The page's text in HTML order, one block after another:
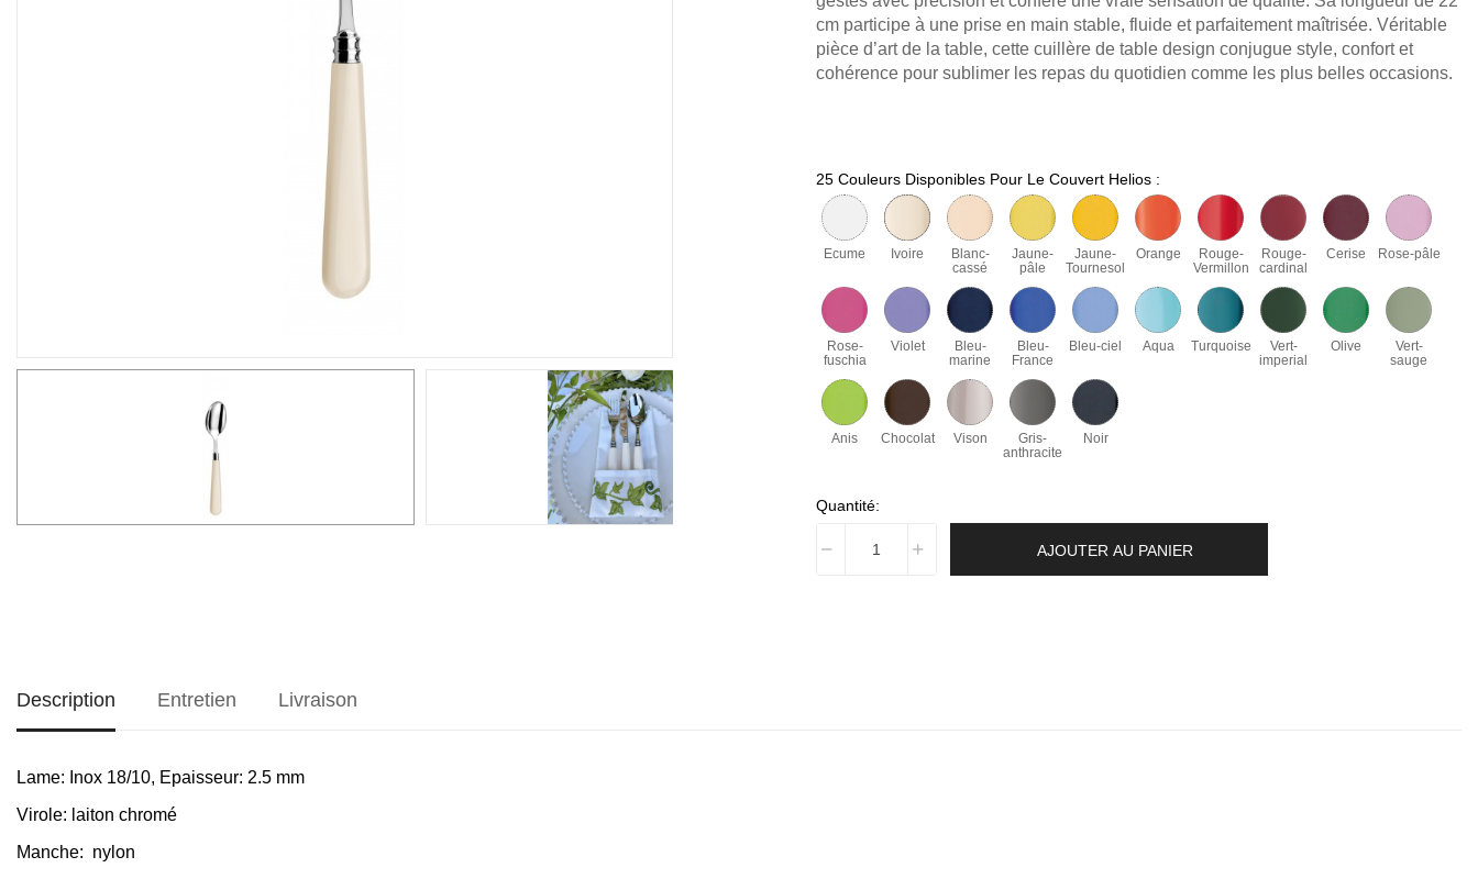
cm participe à une prise en main stable, fluide et parfaitement maîtrisée. Véritable
pièce d’art de la table, cette cuillère de table design conjugue style, confort et
cohérence pour sublimer les repas du quotidien comme les plus belles occasions.
25 Couleurs Disponibles Pour Le Couvert Helios :
Ecume Ivoire
Blanc-
cassé
Jaune-
pâle
Jaune-
Tournesol
Orange
Rouge-
Vermillon
Rouge-
cardinal
Cerise Rose-pâle
Rose-
fuschia
Violet
Bleu-
marine
Bleu-
France
Bleu-ciel Aqua Turquoise
Vert-
imperial
Olive
Vert-
sauge
Anis Chocolat Vison
Gris-
anthracite
Noir
Quantité:
AJOUTER AU PANIER
Description Entretien Livraison
Lame: Inox 18/10, Epaisseur: 2.5 mm
Virole: laiton chromé
Manche: nylon